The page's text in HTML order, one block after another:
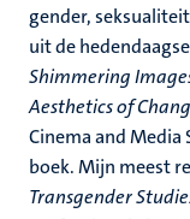
gender,
uit de
Shimmering
Aesthetics of
Cinema and
boek. Mijn meest
Transgender